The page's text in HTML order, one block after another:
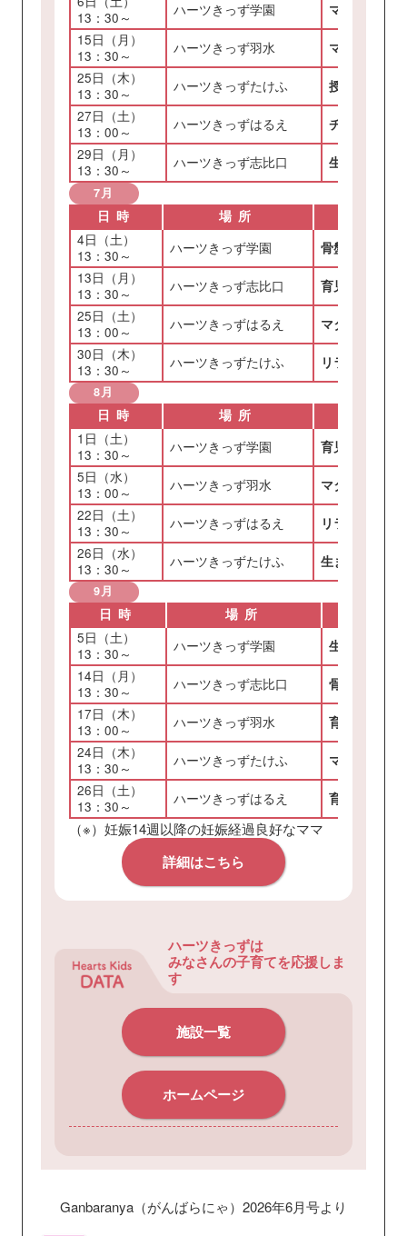
13：30～
ハーツきっず学園
マタニティ
15日（月）
13：30～
ハーツきっず羽水
マタニティ
25日（木）
13：30～
ハーツきっずたけふ
授乳に向け
27日（土）
13：00～
ハーツきっずはるえ
チャイルド
29日（月）
13：30～
ハーツきっず志比口 生まれてす
7月
日時
場所
4日（土）
13：30～
ハーツきっず学園
骨盤体操（※）
13日（月）
13：30～
ハーツきっず志比口
育児体験教室
25日（土）
13：00～
ハーツきっずはるえ
マタニティフ
30日（木）
13：30～
ハーツきっずたけふ リラックスし
8月
日時
場所
1日（土）
13：30～
ハーツきっず学園
育児体験教室
5日（水）
13：00～
ハーツきっず羽水
マタニティフ
22日（土）
13：30～
ハーツきっずはるえ
リラックスし
26日（水）
13：30～
ハーツきっずたけふ 生まれてすぐ
9月
日時
場所
5日（土）
13：30～
ハーツきっず学園
生まれてす
14日（月）
13：30～
ハーツきっず志比口
骨盤体操（※
17日（木）
13：00～
ハーツきっず羽水
育児体験教室
24日（木）
13：30～
ハーツきっずたけふ
マタニティ
26日（土）
13：30～
ハーツきっずはるえ 育児体験教室
（※）妊娠14週以降の妊娠経過良好なママ
詳細はこちら
ハーツきっずは
みなさんの子育てを応援しま
す
施設一覧
ホームページ
Ganbaranya（がんばらにゃ） 2026年6月号より